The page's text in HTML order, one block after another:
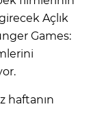
Açlık
Games:
haftanın